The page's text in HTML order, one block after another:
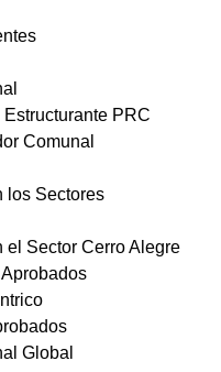
PRC
Comunal
los Sectores
el Sector Cerro Alegre
Global